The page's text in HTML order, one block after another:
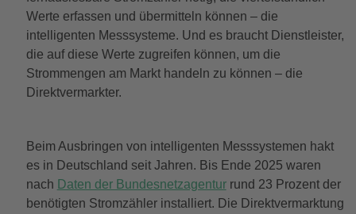
Werte erfassen und übermitteln können – die
intelligenten Messsysteme. Und es braucht Dienstleister,
die auf diese Werte zugreifen können, um die
Strommengen am Markt handeln zu können – die
Direktvermarkter.
Beim Ausbringen von intelligenten Messsystemen hakt
es in Deutschland seit Jahren. Bis Ende 2025 waren
nach Daten der Bundesnetzagenturrund 23 Prozent der
benötigten Stromzähler installiert. Die Direktvermarktung